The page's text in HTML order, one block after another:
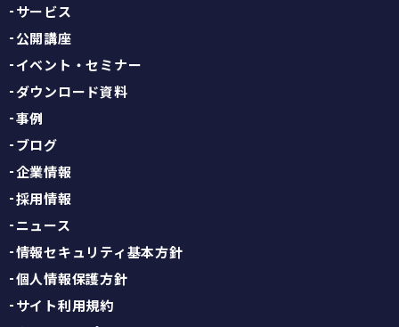
サービス
公開講座
イベント・セミナー
ダウンロード資料
事例
ブログ
企業情報
採用情報
ニュース
情報セキュリティ基本方針
個人情報保護方針
サイト利用規約